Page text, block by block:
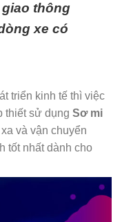
thông
xe có
triển kinh tế thì việc
thiết sử dụng Sơ mi
và vận chuyển
tốt nhất dành cho